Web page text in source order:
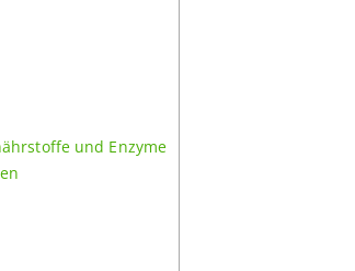
und Enzyme